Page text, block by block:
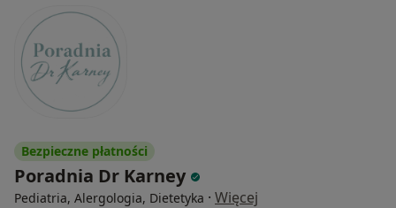
Bezpieczne płatności
Poradnia Dr Karney
Pediatria, Alergologia, Dietetyka · Więcej